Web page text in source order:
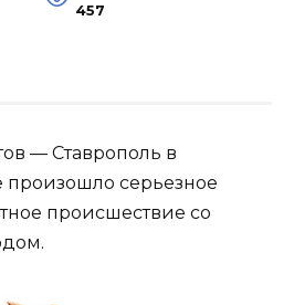
457
— Ставрополь в
серьезное
происшествие со